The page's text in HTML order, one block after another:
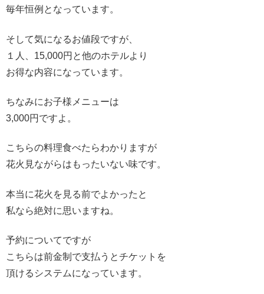
毎年恒例となっています。
そして気になるお値段ですが、
１人、15,000円と他のホテルより
お得な内容になっています。
ちなみにお子様メニューは
3,000円ですよ。
こちらの料理食べたらわかりますが
花火見ながらはもったいない味です。
本当に花火を見る前でよかったと
私なら絶対に思いますね。
予約についてですが
こちらは前金制で支払うとチケットを
頂けるシステムになっています。